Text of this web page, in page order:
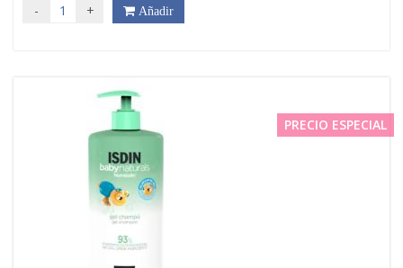
- + Añadir
PRECIO ESPECIAL